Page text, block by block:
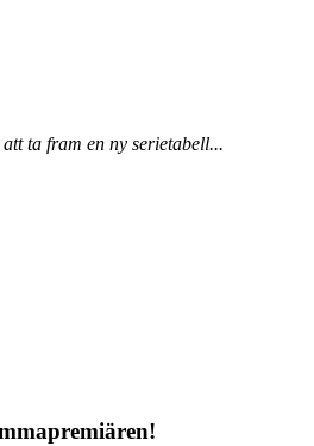
ta fram en ny serietabell...